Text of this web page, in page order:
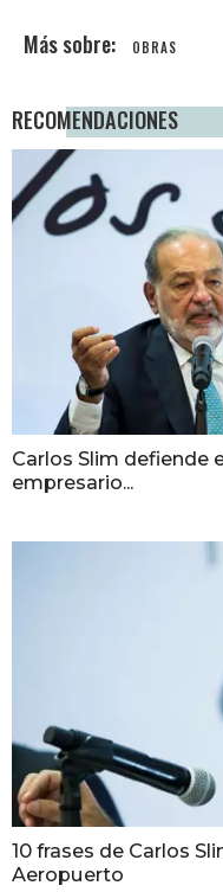
OBRAS
RECOMENDACIONES
Carlos Slim defiende
empresario...
10 frases de Carlos
Aeropuerto